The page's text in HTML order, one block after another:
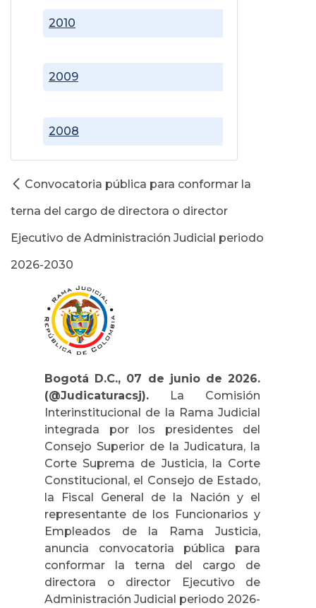
2008
2009
2010
Convocatoria pública para conformar la
terna del cargo de directora o director
Ejecutivo de Administración Judicial periodo
2026-2030
Bogotá D.C., 07 de junio de 2026.
(@Judicaturacsj). La Comisión
Interinstitucional de la Rama Judicial
integrada por los presidentes del
Consejo Superior de la Judicatura, la
Corte Suprema de Justicia, la Corte
Constitucional, el Consejo de Estado,
la Fiscal General de la Nación y el
representante de los Funcionarios y
Empleados de la Rama Justicia,
anuncia convocatoria pública para
conformar la terna del cargo de
directora o director Ejecutivo de
Administración Judicial periodo 2026-